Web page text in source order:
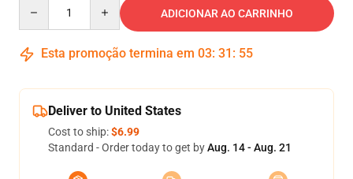
ADICIONAR AO CARRINHO
Esta promoção termina em 03: 31 : 54
Deliver to United States
Cost to ship:$6.99
Standard - Order today to get byAug. 14 - Aug. 21